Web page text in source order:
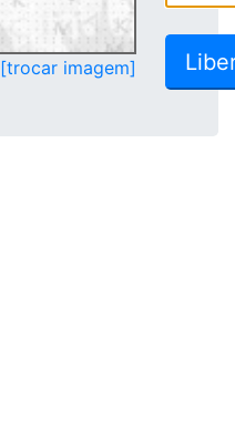
[trocar imagem]